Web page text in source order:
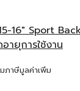
16″ Sport
ายุการใช้งาน
ภาษีมูลค่าเพิ่ม